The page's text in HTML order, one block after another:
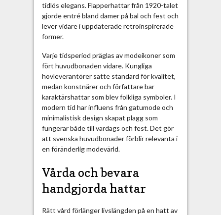
tidlös elegans. Flapperhattar från 1920-talet
gjorde entré bland damer på bal och fest och
lever vidare i uppdaterade retroinspirerade
former.
Varje tidsperiod präglas av modeikoner som
fört huvudbonaden vidare. Kungliga
hovleverantörer satte standard för kvalitet,
medan konstnärer och författare bar
karaktärshattar som blev folkliga symboler. I
modern tid har influens från gatumode och
minimalistisk design skapat plagg som
fungerar både till vardags och fest. Det gör
att svenska huvudbonader förblir relevanta i
en föränderlig modevärld.
Vårda och bevara
handgjorda hattar
Rätt vård förlänger livslängden på en hatt av